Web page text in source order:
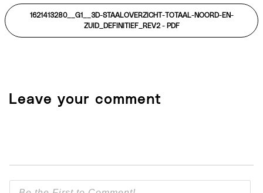
1621413280__G1__3D-STAALOVERZICHT-TOTAAL-NOORD-EN-
ZUID_DEFINITIEF_REV2 - PDF
Leave your comment